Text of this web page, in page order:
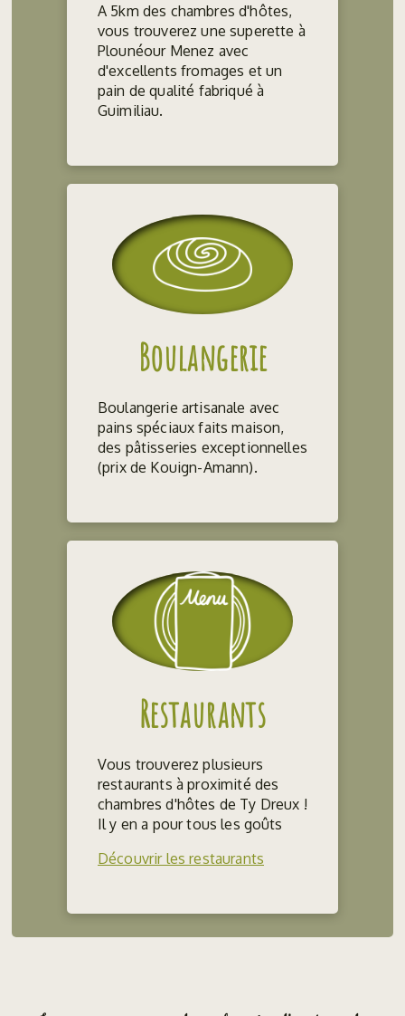
A 5km des chambres d'hôtes,
vous trouverez une superette à
Plounéour Menez avec
d'excellents fromages et un
pain de qualité fabriqué à
Guimiliau.
Boulangerie
Boulangerie artisanale avec
pains spéciaux faits maison,
des pâtisseries exceptionnelles
(prix de Kouign-Amann).
Restaurants
Vous trouverez plusieurs
restaurants à proximité des
chambres d'hôtes de Ty Dreux !
Il y en a pour tous les goûts
Découvrir les restaurants